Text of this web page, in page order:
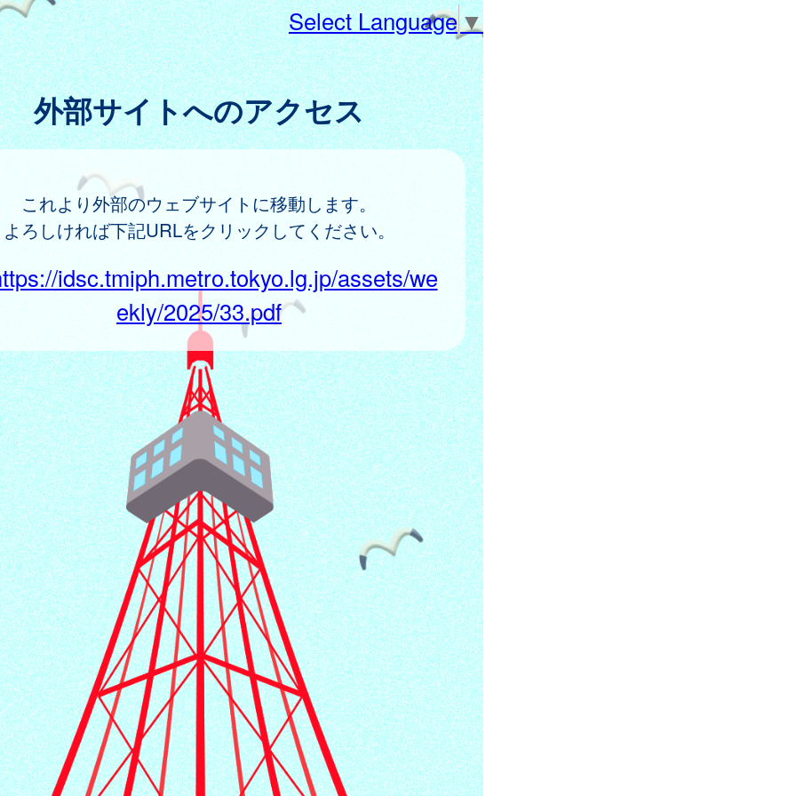
Select Language▼
外部サイトへのアクセス
これより外部のウェブサイトに移動します。
よろしければ下記URLをクリックしてください。
idsc.tmiph.metro.tokyo.lg.jp/assets/we
ekly/2025/33.pdf